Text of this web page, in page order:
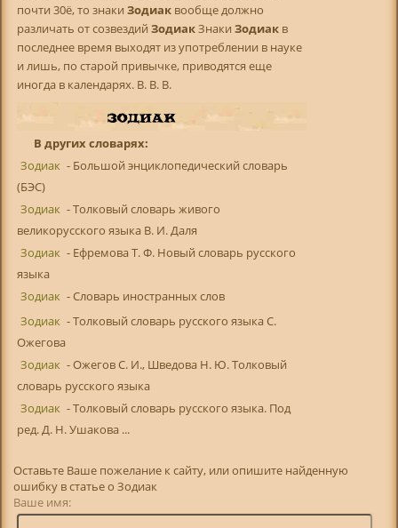
почти 30ё, то знаки Зодиак вообще должно
различать от созвездий ЗодиакЗнаки Зодиак в
последнее время выходят из употреблении в науке
и лишь, по старой привычке, приводятся еще
иногда в календарях. В. В. В.
В других словарях:
Зодиак - Большой энциклопедический словарь
(БЭС)
Зодиак - Толковый словарь живого
великорусского языка В. И. Даля
Зодиак - Ефремова Т. Ф. Новый словарь русского
языка
Зодиак - Словарь иностранных слов
Зодиак - Толковый словарь русского языка С.
Ожегова
Зодиак - Ожегов С. И., Шведова Н. Ю. Толковый
словарь русского языка
Зодиак - Толковый словарь русского языка. Под
ред. Д. Н. Ушакова ...
Оставьте Ваше пожелание к сайту, или опишите найденную
ошибку в статье о Зодиак
Ваше имя: